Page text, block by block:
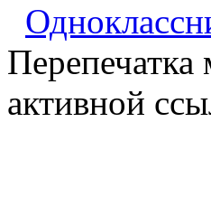
Перепечатка
активной